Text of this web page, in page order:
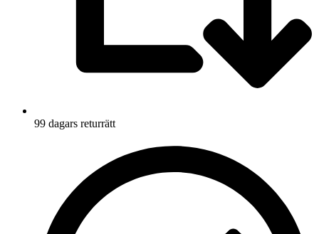
99 dagars returrätt